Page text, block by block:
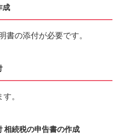
成
書の添付が必要です。
。
相続税の申告書の作成